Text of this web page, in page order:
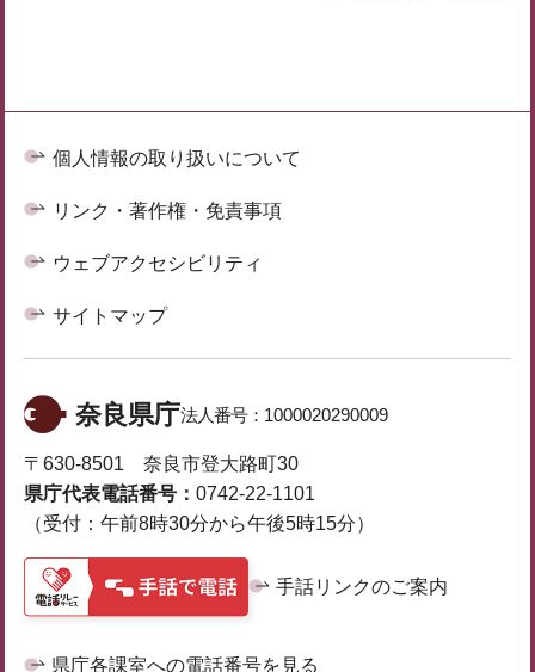
個人情報の取り扱いについて
リンク・著作権・免責事項
ウェブアクセシビリティ
サイトマップ
奈良県庁法人番号： 1000020290009
〒630-8501 奈良市登大路町30
県庁代表電話番号： 0742-22-1101
（受付：午前8時30分から午後5時15分）
手話リンクのご案内
県庁各課室への電話番号を見る